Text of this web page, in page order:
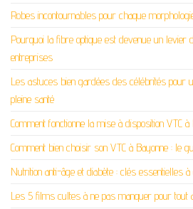
Robes incontournables pour chaque
Pourquoi la fibre optique est devenue un levier
entreprises
Les astuces bien gardées des célébrités pour
pleine santé
Comment fonctionne la mise à disposition VTC
Comment bien choisir son VTC à Bayonne : le
Nutrition anti-âge et diabète : clés essentielles à
Les 5 films cultes à ne pas manquer pour